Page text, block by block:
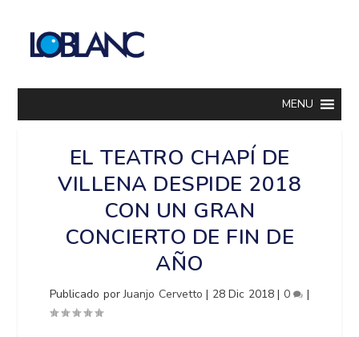
MENU
EL TEATRO CHAPÍ DE
VILLENA DESPIDE 2018
CON UN GRAN
CONCIERTO DE FIN DE
AÑO
Publicado porJuanjo Cervetto | 28 Dic 2018| 0 |